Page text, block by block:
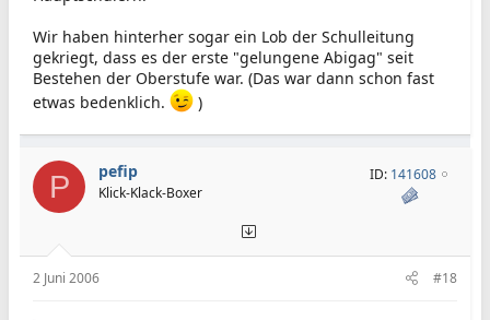
Wir haben hinterher sogar ein Lob der Schulleitung
gekriegt, dass es der erste "gelungene Abigag" seit
Bestehen der Oberstufe war. (Das war dann schon fast
etwas bedenklich.
)
P pefip
Klick-Klack-Boxer
ID: 141608
2 Juni 2006 #18